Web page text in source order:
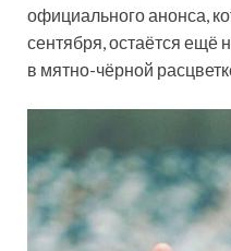
официального анонса,
сентября, остаётся ещё
в мятно-чёрной